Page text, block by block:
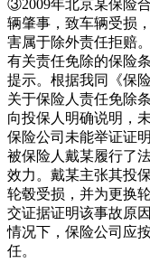
③2009年北京某保险
辆肇事，致车辆受损
害属于除外责任拒赔
有关责任免除的保险
提示。根据我同《保
关于保险人责任免除
向投保人明确说明，
保险公司未能举证证
被保险人戴某履行了
效力。戴某主张其投
轮毂受损，并为更换
交证据证明该事故原
情况下，保险公司应
任。